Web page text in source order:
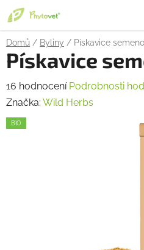
Přejít
na
obsah
Domů / Byliny / Pískavice
Pískavice
Průměrné
hodnocení
produktu
16 hodnocení Podrobnosti
Značka: Wild Herbs
BIO